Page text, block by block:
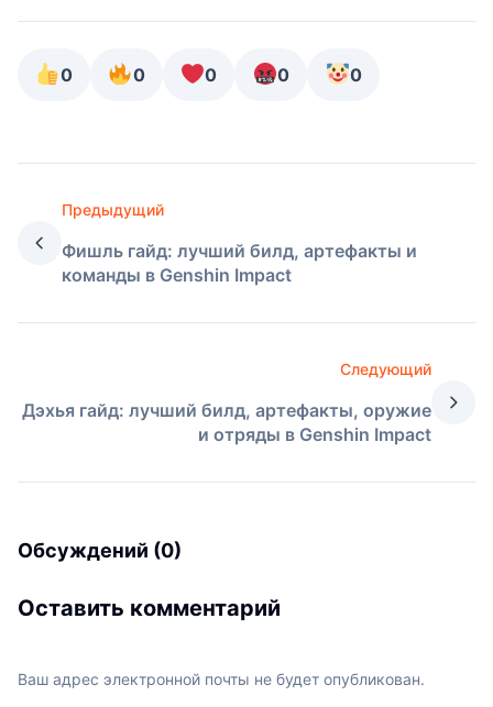
0 0 0 0 0
Предыдущий
Фишль гайд: лучший билд, артефакты и
команды в Genshin Impact
Следующий
Дэхья гайд: лучший билд, артефакты, оружие
и отряды в Genshin Impact
Обсуждений (0)
Оставить комментарий
Ваш адрес электронной почты не будет опубликован.